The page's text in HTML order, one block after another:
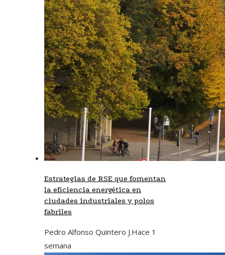
Estrategias de RSE que fomentan
la eficiencia energética en
ciudades industriales y polos
fabriles
Pedro Alfonso Quintero J.Hace 1
semana